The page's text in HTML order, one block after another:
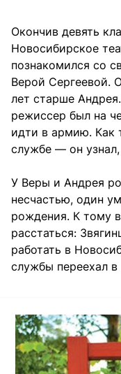
Окончив девять
Новосибирское
познакомился со
Верой Сергеевой.
лет старше
режиссер был на
идти в армию. Как
службе — он
У Веры и Андрея
несчастью, один
рождения. К тому
расстаться:
работать в
службы переехал